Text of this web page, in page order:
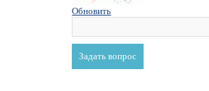
Обновить